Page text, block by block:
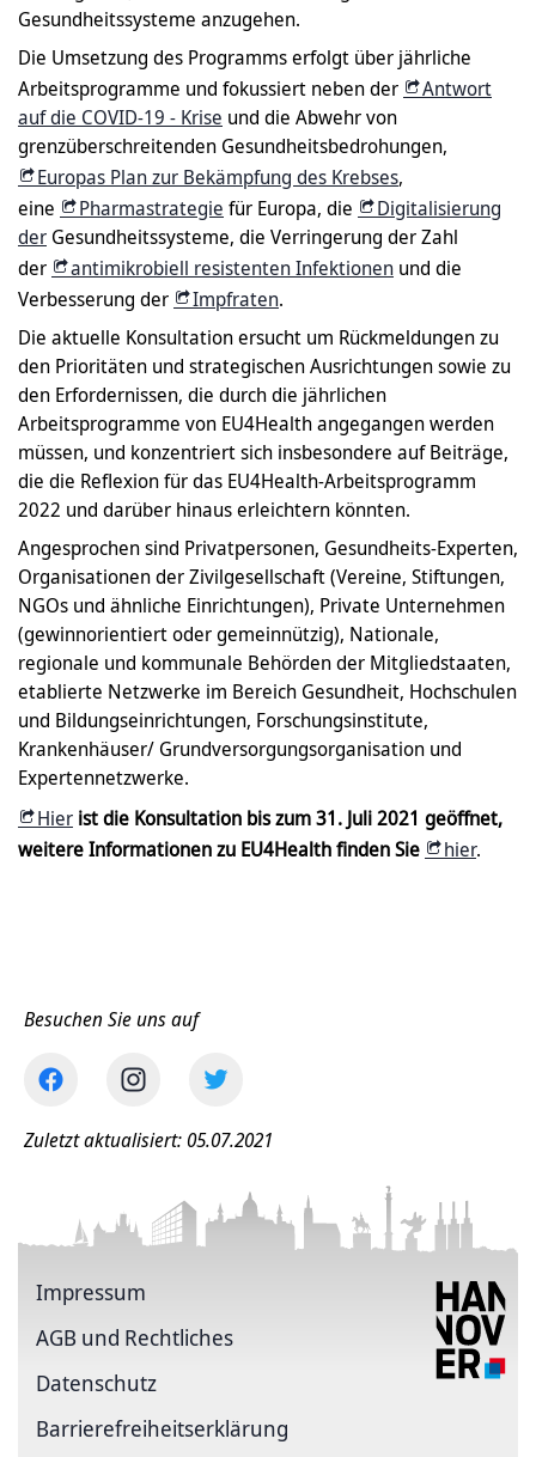
Gesundheitssysteme anzugehen.
Die Umsetzung des Programms erfolgt über jährliche
Arbeitsprogramme und fokussiert neben der
Antwort
auf die COVID-19 - Krise und die Abwehr von
grenzüberschreitenden Gesundheitsbedrohungen,
Europas Plan zur Bekämpfung des Krebses,
eine
Pharmastrategie für Europa, die
Digitalisierung
der Gesundheitssysteme, die Verringerung der Zahl
der
antimikrobiell resistenten Infektionen und die
Verbesserung der
Impfraten.
Die aktuelle Konsultation ersucht um Rückmeldungen zu
den Prioritäten und strategischen Ausrichtungen sowie zu
den Erfordernissen, die durch die jährlichen
Arbeitsprogramme von EU4Health angegangen werden
müssen, und konzentriert sich insbesondere auf Beiträge,
die die Reflexion für das EU4Health-Arbeitsprogramm
2022 und darüber hinaus erleichtern könnten.
Angesprochen sind Privatpersonen, Gesundheits-Experten,
Organisationen der Zivilgesellschaft (Vereine, Stiftungen,
NGOs und ähnliche Einrichtungen), Private Unternehmen
(gewinnorientiert oder gemeinnützig), Nationale,
regionale und kommunale Behörden der Mitgliedstaaten,
etablierte Netzwerke im Bereich Gesundheit, Hochschulen
und Bildungseinrichtungen, Forschungsinstitute,
Krankenhäuser/ Grundversorgungsorganisation und
Expertennetzwerke.
Hier ist die Konsultation bis zum 31. Juli 2021 geöffnet,
weitere Informationen zu EU4Health finden Sie
hier.
Besuchen Sie uns auf
Zuletzt aktualisiert: 05.07.2021
Impressum
AGB und Rechtliches
Datenschutz
Barriere­freiheits­erklärung